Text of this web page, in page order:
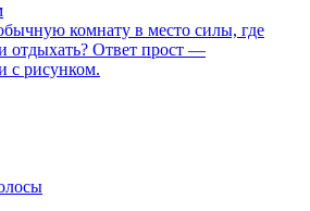
комнату в место силы, где
отдыхать? Ответ прост —
с рисунком.